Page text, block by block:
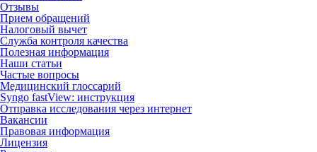
Отзывы
Прием обращений
Налоговый вычет
Служба контроля качества
Полезная информация
Наши статьи
Частые вопросы
Медицинский глоссарий
Syngo fastView: инструкция
Отправка исследования через интернет
Вакансии
Правовая информация
Лицензия